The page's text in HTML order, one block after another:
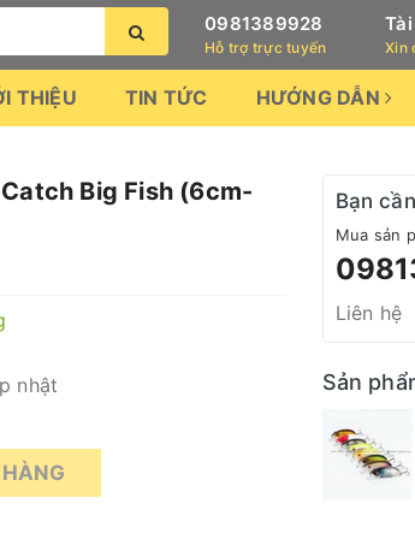
0981389928
Hỗ trợ trực tuyến Xin
THIỆU TIN TỨC HƯỚNG DẪN
Big Fish (6cm-
nhật
Bạn
Mua sản
Liên hệ
Sản